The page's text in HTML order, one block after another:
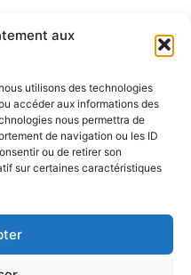
aux
utilisons des technologies
accéder aux informations des
nous permettra de
de navigation ou les ID
ou de retirer son
sur certaines caractéristiques
M
e
s
a